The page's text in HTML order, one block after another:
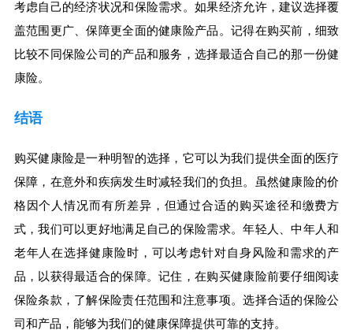
考虑自己的经济状况和保险需求。如果经济允许，建议选择覆
盖范围更广、保障更全面的健康险产品。记得在购买前，细致
比较不同保险公司的产品和服务，选择最适合自己的那一份健
康险。
结语
购买健康险是一种明智的选择，它可以为我们提供全面的医疗
保障，在意外和疾病发生时减轻我们的负担。虽然健康险的价
格因个人情况而有所差异，但通过合适的购买途径和缴费方
式，我们可以更好地满足自己的保险需求。年轻人、中年人和
老年人在选择健康险时，可以考虑针对自身风险和需求的产
品，以获得最适合的保障。记住，在购买健康险前要仔细阅读
保险条款，了解保险责任范围和注意事项。选择合适的保险公
司和产品，能够为我们的健康保障提供可靠的支持。